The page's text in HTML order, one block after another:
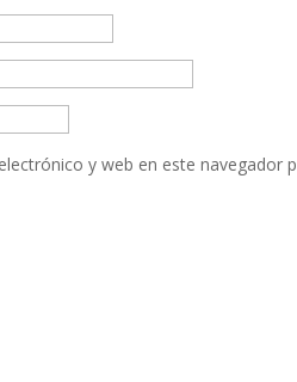
y web en este navegador